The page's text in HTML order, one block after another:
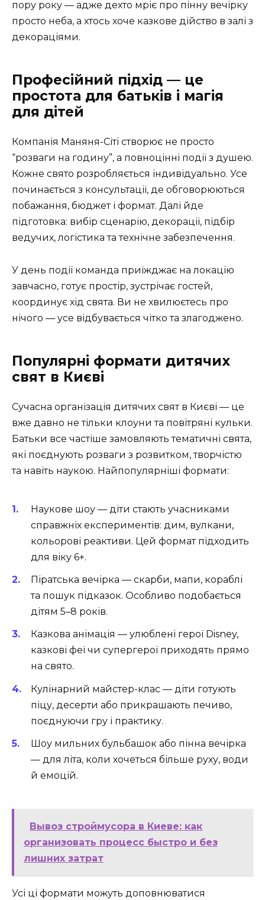
пору року — адже дехто мріє про пінну вечірку
просто неба, а хтось хоче казкове дійство в залі з
декораціями.
Професійний підхід — це
простота для батьків і магія
для дітей
Компанія Маняня-Сіті створює не просто
“розваги на годину”, а повноцінні події з душею.
Кожне свято розробляється індивідуально. Усе
починається з консультації, де обговорюються
побажання, бюджет і формат. Далі йде
підготовка: вибір сценарію, декорації, підбір
ведучих, логістика та технічне забезпечення.
У день події команда приїжджає на локацію
завчасно, готує простір, зустрічає гостей,
координує хід свята. Ви не хвилюєтесь про
нічого — усе відбувається чітко та злагоджено.
Популярні формати дитячих
свят в Києві
Сучасна організація дитячих свят в Києві — це
вже давно не тільки клоуни та повітряні кульки.
Батьки все частіше замовляють тематичні свята,
які поєднують розваги з розвитком, творчістю
та навіть наукою. Найпопулярніші формати:
Наукове шоу — діти стають учасниками
справжніх експериментів: дим, вулкани,
кольорові реактиви. Цей формат підходить
для віку 6+.
Піратська вечірка — скарби, мапи, кораблі
та пошук підказок. Особливо подобається
дітям 5–8 років.
Казкова анімація — улюблені герої Disney,
казкові феї чи супергерої приходять прямо
на свято.
Кулінарний майстер-клас — діти готують
піцу, десерти або прикрашають печиво,
поєднуючи гру і практику.
Шоу мильних бульбашок або пінна вечірка
— для літа, коли хочеться більше руху, води
й емоцій.
Вывоз строймусора в Киеве: как
организовать процесс быстро и без
лишних затрат
Усі ці формати можуть доповнюватися